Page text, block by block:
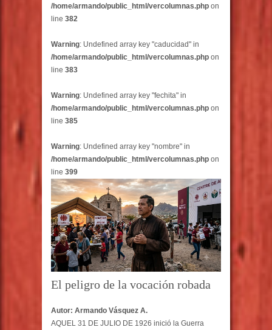
/home/armando/public_html/vercolumnas.php on
line 382
Warning: Undefined array key "caducidad" in
/home/armando/public_html/vercolumnas.php on
line 383
Warning: Undefined array key "fechita" in
/home/armando/public_html/vercolumnas.php on
line 385
Warning: Undefined array key "nombre" in
/home/armando/public_html/vercolumnas.php on
line 399
El peligro de la vocación robada
Autor: Armando Vásquez A.
AQUEL 31 DE JULIO DE 1926 inició la Guerra